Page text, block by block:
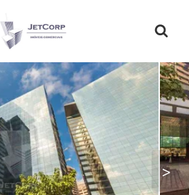
Página inicial
>